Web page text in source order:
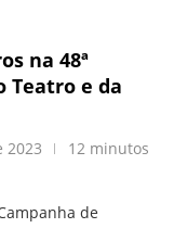
na 48ª
Teatro e da
2023
12 minutos
de